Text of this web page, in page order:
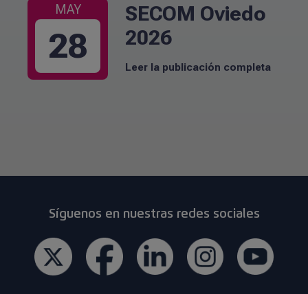
MAY
28
SECOM Oviedo
2026
Leer la publicación completa
Síguenos en nuestras redes sociales